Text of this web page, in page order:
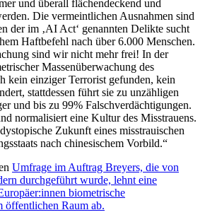
und überall flächendeckend und
Die vermeintlichen Ausnahmen sind
der im ‚AI Act‘ genannten Delikte sucht
Haftbefehl nach über 6.000 Menschen.
sind wir nicht mehr frei! In der
Massenüberwachung des
kein einziger Terrorist gefunden, kein
stattdessen führt sie zu unzähligen
und bis zu 99% Falschverdächtigungen.
normalisiert eine Kultur des Misstrauens.
Zukunft eines misstrauischen
nach chinesischem Vorbild.“
Umfrage im Auftrag Breyers, die von
durchgeführt wurde, lehnt eine
biometrische
öffentlichen Raum ab.